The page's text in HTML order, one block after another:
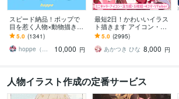
スピード納品！ポップで
目を惹く人物×動物描きま
す 挿絵・動画・グッズな
ど鮮やかな配色で個性を
出したい方へ
5.0 (1341)
hoppe（ほっぺ）
10,000 円
最短2日！かわいいイラス
ト描きます アイコン・ミ
ニキャラ・４コマ・立ち
絵をスピード納品しま
す！
5.0 (2995)
あかつき ひな 8,000 円
人物イラスト作成の定番サービス